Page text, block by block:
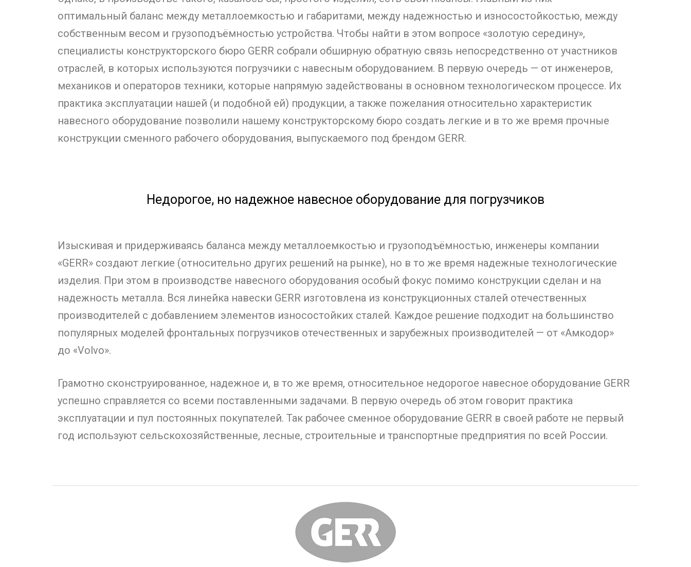
оптимальный баланс между металлоемкостью и габаритами, между надежностью и износостойкостью, между
собственным весом и грузоподъёмностью устройства. Чтобы найти в этом вопросе «золотую середину»,
специалисты конструкторского бюро GERR собрали обширную обратную связь непосредственно от участников
отраслей, в которых используются погрузчики с навесным оборудованием. В первую очередь — от инженеров,
механиков и операторов техники, которые напрямую задействованы в основном технологическом процессе. Их
практика эксплуатации нашей (и подобной ей) продукции, а также пожелания относительно характеристик
навесного оборудование позволили нашему конструкторскому бюро создать легкие и в то же время прочные
конструкции сменного рабочего оборудования, выпускаемого под брендом GERR.
Недорогое, но надежное навесное оборудование для погрузчиков
Изыскивая и придерживаясь баланса между металлоемкостью и грузоподъёмностью, инженеры компании
«GERR» создают легкие (относительно других решений на рынке), но в то же время надежные технологические
изделия. При этом в производстве навесного оборудования особый фокус помимо конструкции сделан и на
надежность металла. Вся линейка навески GERR изготовлена из конструкционных сталей отечественных
производителей с добавлением элементов износостойких сталей. Каждое решение подходит на большинство
популярных моделей фронтальных погрузчиков отечественных и зарубежных производителей — от «Амкодор»
до «Volvo».
Грамотно сконструированное, надежное и, в то же время, относительное недорогое навесное оборудование GERR
успешно справляется со всеми поставленными задачами. В первую очередь об этом говорит практика
эксплуатации и пул постоянных покупателей. Так рабочее сменное оборудование GERR в своей работе не первый
год используют сельскохозяйственные, лесные, строительные и транспортные предприятия по всей России.